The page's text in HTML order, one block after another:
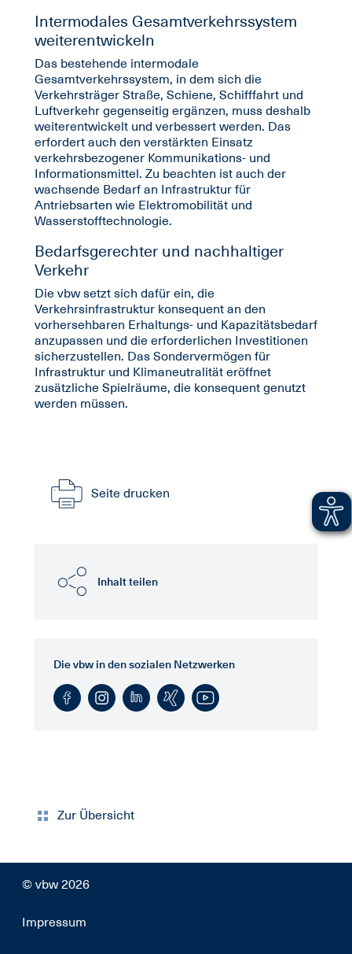
Intermodales Gesamtverkehrssystem
weiterentwickeln
Das bestehende intermodale
Gesamtverkehrssystem, in dem sich die
Verkehrsträger Straße, Schiene, Schifffahrt und
Luftverkehr gegenseitig ergänzen, muss deshalb
weiterentwickelt und verbessert werden. Das
erfordert auch den verstärkten Einsatz
verkehrsbezogener Kommunikations- und
Informationsmittel. Zu beachten ist auch der
wachsende Bedarf an Infrastruktur für
Antriebsarten wie Elektromobilität und
Wasserstofftechnologie.
Bedarfsgerechter und nachhaltiger
Verkehr
Die vbw setzt sich dafür ein, die
Verkehrsinfrastruktur konsequent an den
vorhersehbaren Erhaltungs- und Kapazitätsbedarf
anzupassen und die erforderlichen Investitionen
sicherzustellen. Das Sondervermögen für
Infrastruktur und Klimaneutralität eröffnet
zusätzliche Spielräume, die konsequent genutzt
werden müssen.
Seite drucken
Inhalt teilen
Die vbw in den sozialen Netzwerken
Zur Übersicht
© vbw 2026
Impressum